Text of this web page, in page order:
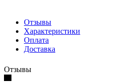
Отзывы
Характеристики
Оплата
Доставка
Отзывы